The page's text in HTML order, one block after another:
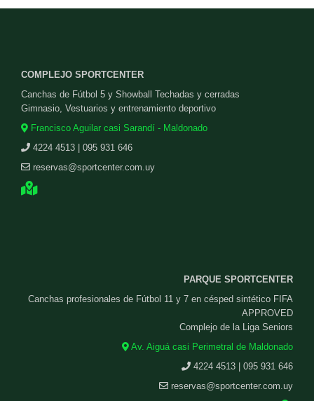
COMPLEJO SPORTCENTER
Canchas de Fútbol 5 y Showball Techadas y cerradas
Gimnasio, Vestuarios y entrenamiento deportivo
Francisco Aguilar casi Sarandí - Maldonado
4224 4513 | 095 931 646
reservas@sportcenter.com.uy
PARQUE SPORTCENTER
Canchas profesionales de Fútbol 11 y 7 en césped sintético FIFA
APPROVED
Complejo de la Liga Seniors
Av. Aiguá casi Perimetral de Maldonado
4224 4513 | 095 931 646
reservas@sportcenter.com.uy